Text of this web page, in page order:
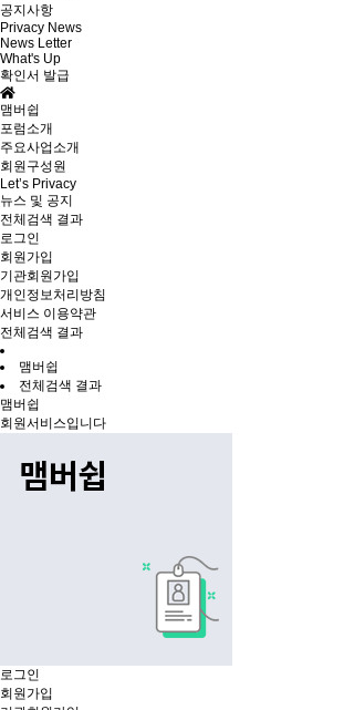
공지사항
Privacy News
News Letter
What's Up
확인서 발급
맴버쉽
포럼소개
주요사업소개
회원구성원
Let’s Privacy
뉴스 및 공지
전체검색 결과
로그인
회원가입
기관회원가입
개인정보처리방침
서비스 이용약관
전체검색 결과
맴버쉽
전체검색 결과
맴버쉽
회원서비스입니다
로그인
회원가입